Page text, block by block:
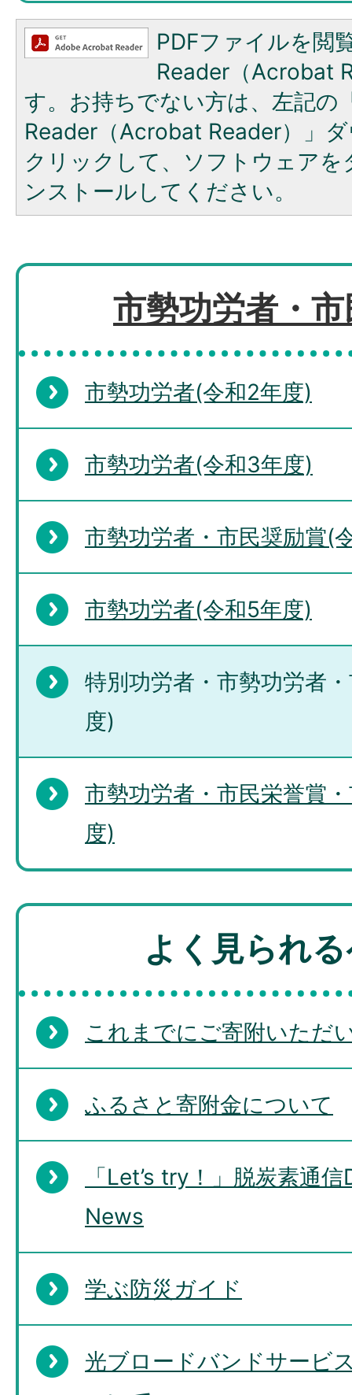
PDFファイルを閲
Reader（Acrobat
す。お持ちでない方は、左記の
Reader（Acrobat Reader）」
クリックして、ソフトウェア
ンストールしてください。
市勢功労者・
市勢功労者(令和2年度)
市勢功労者(令和3年度)
市勢功労者・市民奨励賞(
市勢功労者(令和5年度)
特別功労者・市勢功労者
度)
市勢功労者・市民栄誉賞
度)
よく見られ
これまでにご寄附いただ
ふるさと寄附金について
「Let’s try！」脱炭素通
News
学ぶ防災ガイド
光ブロードバンドサービ